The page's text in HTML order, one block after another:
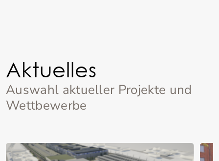
Aktuelles
Auswahl aktueller Projekte und
Wettbewerbe